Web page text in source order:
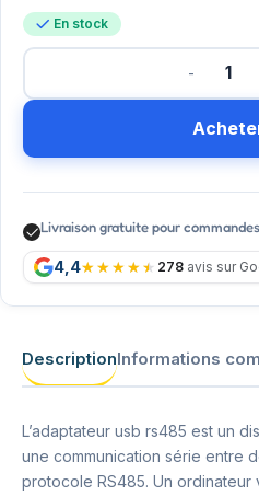
En stock
Livraison gratuite pour
4,4 278 avis sur
DescriptionInformations
L’adaptateur usb rs485 est un
une communication série entre
protocole RS485. Un ordinateur